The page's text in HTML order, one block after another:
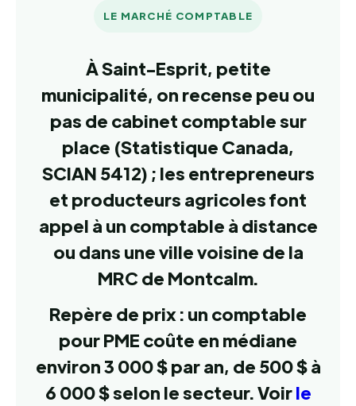
LE MARCHÉ COMPTABLE
À Saint-Esprit, petite
municipalité, on recense peu ou
pas de cabinet comptable sur
place (Statistique Canada,
SCIAN 5412) ; les entrepreneurs
et producteurs agricoles font
appel à un comptable à distance
ou dans une ville voisine de la
MRC de Montcalm.
Repère de prix : un comptable
pour PME coûte en médiane
environ 3 000 $ par an, de 500 $ à
6 000 $ selon le secteur. Voirle